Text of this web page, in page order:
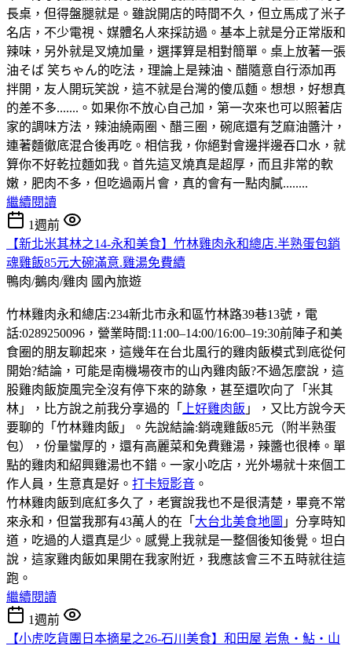
長桌，但得盤腿就是。雖說開店的時間不久，但立馬成了米子
名店，不少電視、媒體名人來採訪過。基本上就是分正常版和
辣味，另外就是叉燒加量，選擇算是相對簡單。桌上放著一張
油そば 笑ちゃん的吃法，理論上是辣油、醋隨意自行添加再
拌開，友人開玩笑說，這不就是台灣的傻瓜麵。想想，好想真
的差不多.......。如果你不放心自己加，第一次來也可以照著店
家的調味方法，辣油繞兩圈、醋三圈，碗底還有芝麻油醬汁，
連著麵徹底混合後再吃。相信我，你絕對會邊拌邊吞口水，就
算你不好乾拉麵如我。首先這叉燒真是超厚，而且非常的軟
嫩，肥肉不多，但吃過兩片會，真的會有一點肉膩........
繼續閱讀
1週前
【新北米其林之14-永和美食】竹林雞肉永和總店.半熟蛋包銷
魂雞飯85元大碗滿意.雞湯免費續
鴨肉/鵝肉/雞肉 國內旅遊
竹林雞肉永和總店:234新北市永和區竹林路39巷13號，電
話:0289250096，營業時間:11:00–14:00/16:00–19:30前陣子和美
食圈的朋友聊起來，這幾年在台北風行的雞肉飯模式到底從何
開始?結論，可能是南機場夜市的山內雞肉飯?不過怎麼說，這
股雞肉飯旋風完全沒有停下來的跡象，甚至還吹向了「米其
林」，比方說之前我分享過的「
上好雞肉飯 」，又比方說今天
要聊的「竹林雞肉飯」。先說結論:銷魂雞飯85元（附半熟蛋
包），份量蠻厚的，還有高麗菜和免費雞湯，辣醬也很棒。單
點的雞肉和紹興雞湯也不錯。一家小吃店，光外場就十來個工
作人員，生意真是好。 打卡短影音 。
竹林雞肉飯到底紅多久了，老實說我也不是很清楚，畢竟不常
來永和，但當我那有43萬人的在「 大台北美食地圖 」分享時知
道，吃過的人還真是少。感覺上我就是一整個後知後覺。坦白
說，這家雞肉飯如果開在我家附近，我應該會三不五時就往這
跑。
繼續閱讀
1週前
【小虎吃貨團日本摘星之26-石川美食】和田屋 岩魚・鮎・山